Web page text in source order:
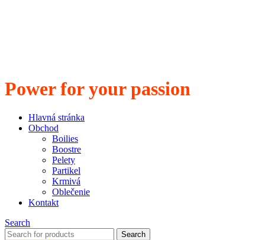
Power for your passion
Hlavná stránka
Obchod
Boilies
Boostre
Pelety
Partikel
Krmivá
Oblečenie
Kontakt
Search
Search